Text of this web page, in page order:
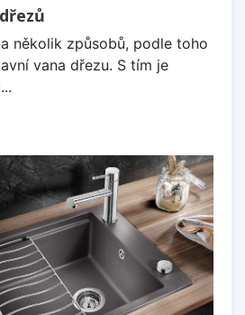
několik způsobů, podle toho
vana dřezu. S tím je